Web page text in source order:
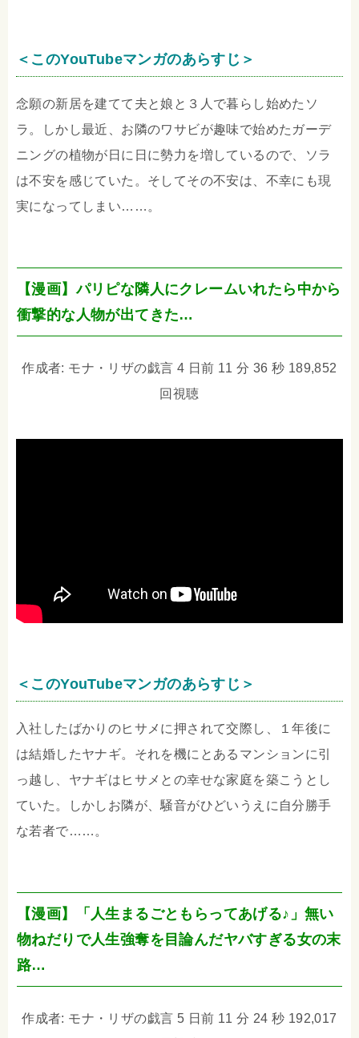
＜このYouTubeマンガのあらすじ＞
念願の新居を建てて夫と娘と３人で暮らし始めたソ
ラ。しかし最近、お隣のワサビが趣味で始めたガーデ
ニングの植物が日に日に勢力を増しているので、ソラ
は不安を感じていた。そしてその不安は、不幸にも現
実になってしまい……。
【漫画】パリピな隣人にクレームいれたら中から
衝撃的な人物が出てきた…
作成者: モナ・リザの戯言 4 日前 11 分 36 秒 189,852
回視聴
＜このYouTubeマンガのあらすじ＞
入社したばかりのヒサメに押されて交際し、１年後に
は結婚したヤナギ。それを機にとあるマンションに引
っ越し、ヤナギはヒサメとの幸せな家庭を築こうとし
ていた。しかしお隣が、騒音がひどいうえに自分勝手
な若者で……。
【漫画】「人生まるごともらってあげる♪」無い
物ねだりで人生強奪を目論んだヤバすぎる女の末
路…
作成者: モナ・リザの戯言 5 日前 11 分 24 秒 192,017